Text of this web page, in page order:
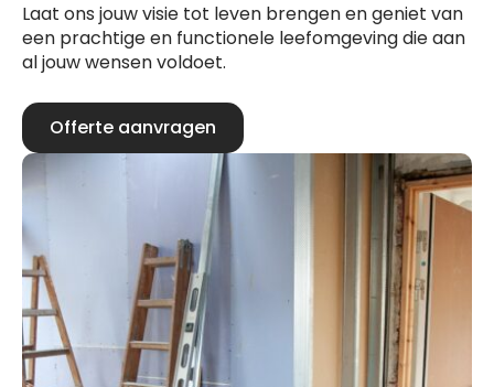
Laat ons jouw visie tot leven brengen en geniet van
een prachtige en functionele leefomgeving die aan
al jouw wensen voldoet.
Offerte aanvragen